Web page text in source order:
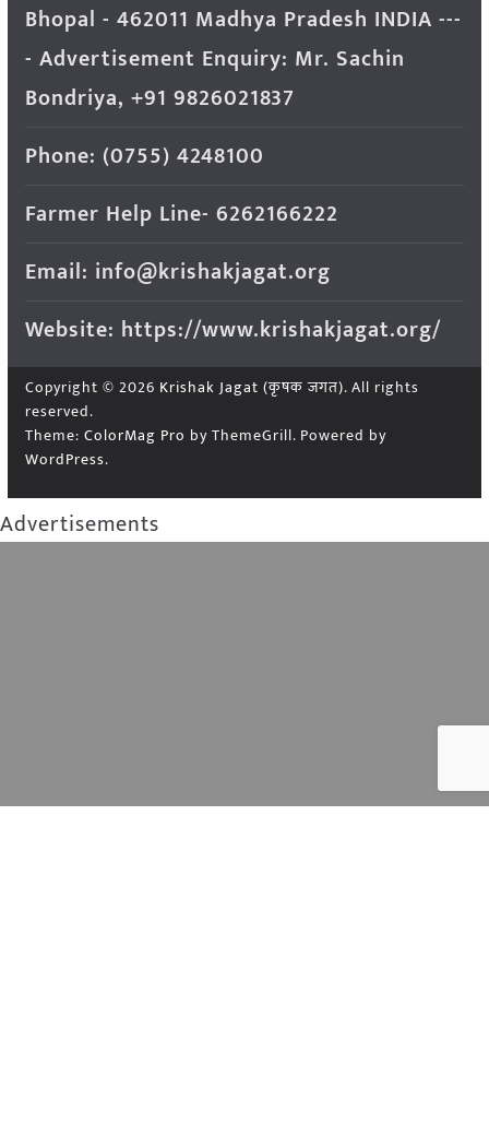
Bhopal - 462011 Madhya Pradesh INDIA ---
- Advertisement Enquiry: Mr. Sachin
Bondriya, +91 9826021837
Phone: (0755) 4248100
Farmer Help Line- 6262166222
Email: info@krishakjagat.org
Website: https://www.krishakjagat.org/
Copyright © 2026 Krishak Jagat (कृषक जगत). All rights
reserved.
Theme: ColorMag Pro by ThemeGrill. Powered by
WordPress.
Advertisements